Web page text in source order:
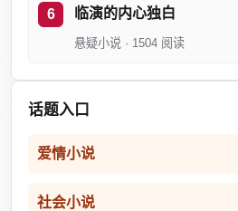
临演的内心独白
悬疑小说 · 1504 阅读
话题入口
爱情小说
社会小说